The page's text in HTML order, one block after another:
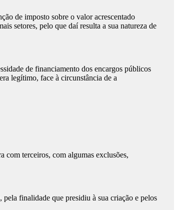
de imposto sobre o valor acrescentado
setores, pelo que daí resulta a sua natureza de
de financiamento dos encargos públicos
legítimo, face à circunstância de a
com terceiros, com algumas exclusões,
finalidade que presidiu à sua criação e pelos